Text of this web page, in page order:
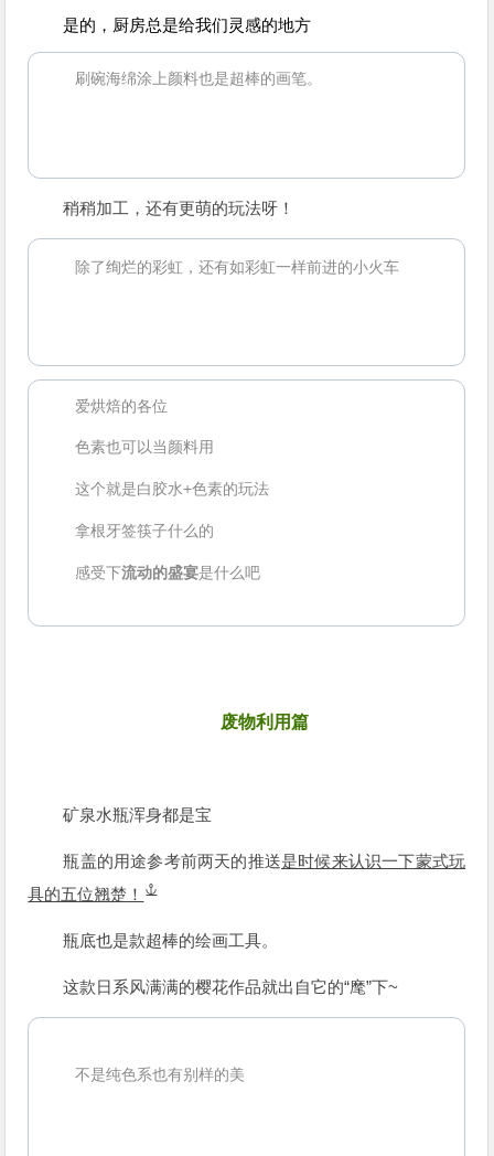
是的，厨房总是给我们灵感的地方
刷碗海绵涂上颜料也是超棒的画笔。
稍稍加工，还有更萌的玩法呀！
除了绚烂的彩虹，还有如彩虹一样前进的小火车
爱烘焙的各位
色素也可以当颜料用
这个就是白胶水+色素的玩法
拿根牙签筷子什么的
感受下流动的盛宴是什么吧
废物利用篇
矿泉水瓶浑身都是宝
瓶盖的用途参考前两天的推送是时候来认识一下蒙式玩
具的五位翘楚！
瓶底也是款超棒的绘画工具。
这款日系风满满的樱花作品就出自它的“麾”下~
不是纯色系也有别样的美